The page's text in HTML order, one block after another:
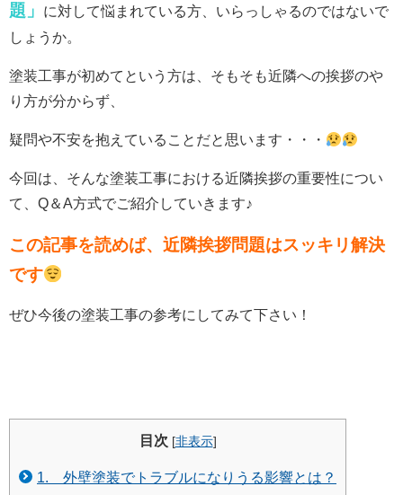
題」
に対して悩まれている方、いらっしゃるのではないで
しょうか。
塗装工事が初めてという方は、そもそも近隣への挨拶のや
り方が分からず、
疑問や不安を抱えていることだと思います・・・
今回は、そんな塗装工事における近隣挨拶の重要性につい
て、Q＆A方式でご紹介していきます♪
この記事を読めば、近隣挨拶問題はスッキリ解決
です
ぜひ今後の塗装工事の参考にしてみて下さい！
目次 [非表示]
1. 外壁塗装でトラブルになりうる影響とは？